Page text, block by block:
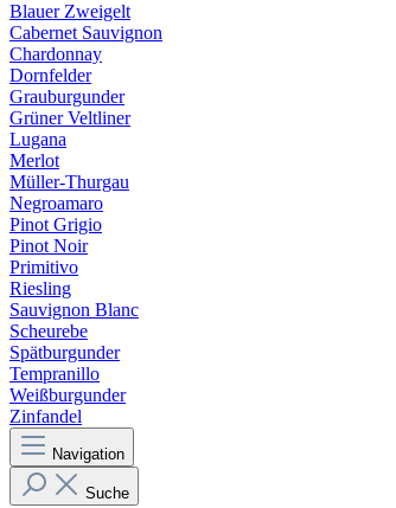
Blauer Zweigelt
Cabernet Sauvignon
Chardonnay
Dornfelder
Grauburgunder
Grüner Veltliner
Lugana
Merlot
Müller-Thurgau
Negroamaro
Pinot Grigio
Pinot Noir
Primitivo
Riesling
Sauvignon Blanc
Scheurebe
Spätburgunder
Tempranillo
Weißburgunder
Zinfandel
Navigation
Suche